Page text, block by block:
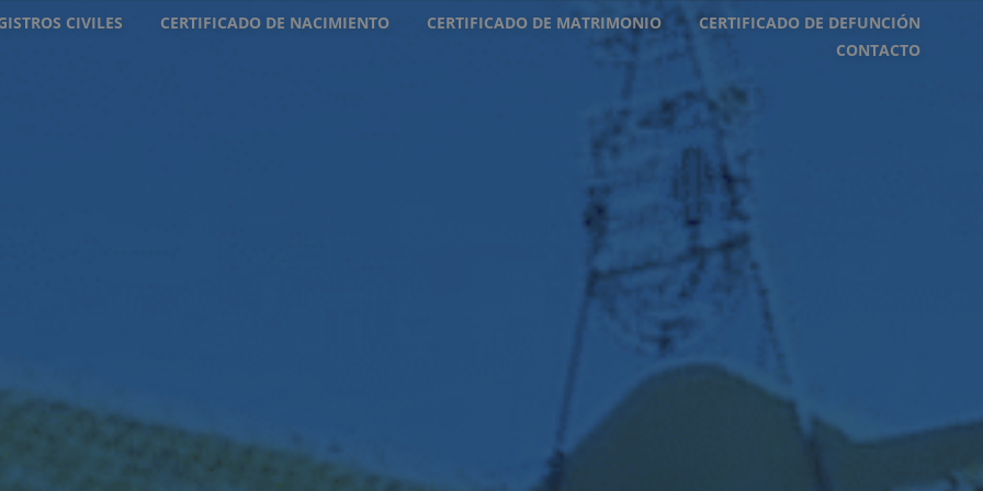
CIVILES CERTIFICADO DE NACIMIENTO CERTIFICADO DE MATRIMONIO
CERTIFICADO DE DEFUNCIÓN
CONTACTO